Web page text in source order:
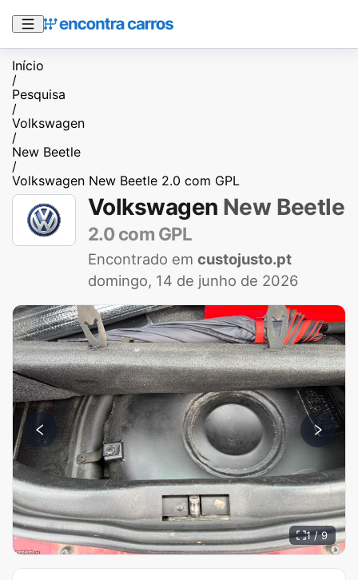
Início
/
Pesquisa
/
Volkswagen
/
New Beetle
/
Volkswagen New Beetle 2.0 com GPL
Volkswagen New Beetle
2.0 com GPL
Encontrado em custojusto.pt
domingo, 14 de junho de 2026
1 / 9